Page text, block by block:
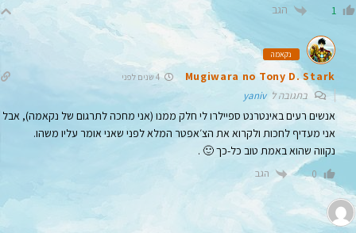
1 הגב
נקאמה
Mugiwara no Tony D. Stark 4 שנים לפני
בתגובה לyaniv
אנשים רעים באינטרנט ספיילרו לי חלק ממנו (אני מחכה לתרגום של נקאמה), אבל
אני מעדיף לחכות ולקרוא את הצ׳אפטר המלא לפני שאני אומר עליו משהו.
נקווה שהוא באמת טוב כל-כך 🙂 .
0 הגב